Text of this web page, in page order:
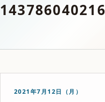
2021年7月12日（月）